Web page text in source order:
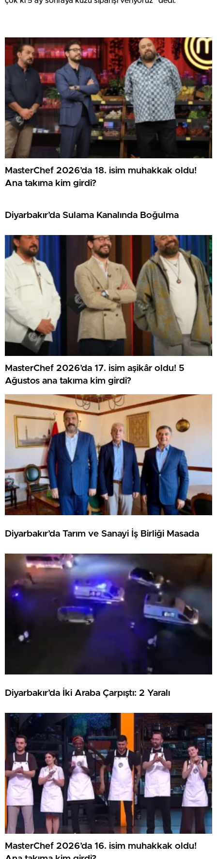
MasterChef 2026’da 18. isim muhakkak oldu!
Ana takıma kim girdi?
Diyarbakır’da Sulama Kanalında Boğulma
MasterChef 2026’da 17. isim aşikâr oldu! 5
Ağustos ana takıma kim girdi?
Diyarbakır’da Tarım ve Sanayi İş Birliği Masada
Diyarbakır’da İki Araba Çarpıştı: 2 Yaralı
MasterChef 2026’da 16. isim muhakkak oldu!